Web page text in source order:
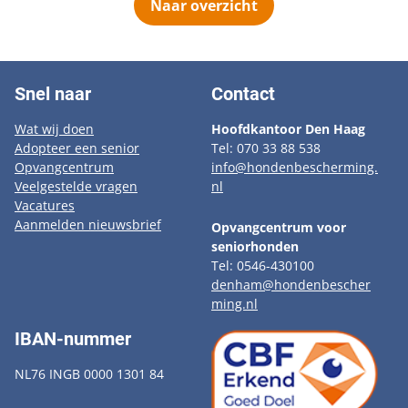
Naar overzicht
Snel naar
Wat wij doen
Adopteer een senior
Opvangcentrum
Veelgestelde vragen
Vacatures
Aanmelden nieuwsbrief
Contact
Hoofdkantoor Den Haag
Tel: 070 33 88 538
info@hondenbescherming.
nl
Opvangcentrum voor
seniorhonden
Tel: 0546-430100
denham@hondenbescher
ming.nl
IBAN-nummer
NL76 INGB 0000 1301 84